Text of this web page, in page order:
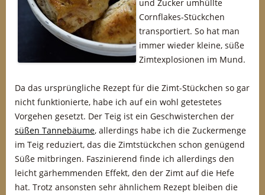
und Zucker umhüllte
Cornflakes-Stückchen
transportiert. So hat man
immer wieder kleine, süße
Zimtexplosionen im Mund.
Da das ursprüngliche Rezept für die Zimt-Stückchen so gar
nicht funktionierte, habe ich auf ein wohl getestetes
Vorgehen gesetzt. Der Teig ist ein Geschwisterchen der
süßen Tannebäume, allerdings habe ich die Zuckermenge
im Teig reduziert, das die Zimtstückchen schon genügend
Süße mitbringen. Faszinierend finde ich allerdings den
leicht gärhemmenden Effekt, den der Zimt auf die Hefe
hat. Trotz ansonsten sehr ähnlichem Rezept bleiben die